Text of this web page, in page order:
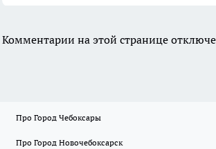
Комментарии на этой странице
Про Город Чебоксары
Про Город Новочебоксарск